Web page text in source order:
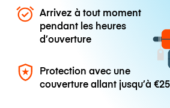
Arrivez à tout moment
pendant les heures
d’ouverture
Protection avec une
couverture allant jusqu’à